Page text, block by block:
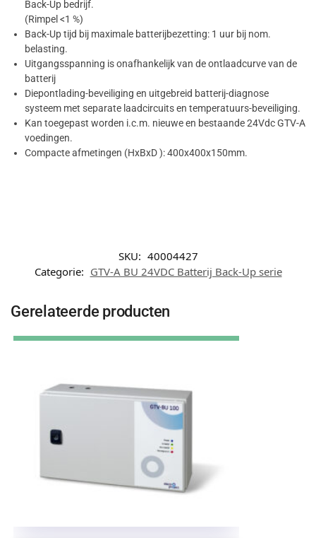
Back-Up bedrijf.
(Rimpel <1 %)
Back-Up tijd bij maximale batterijbezetting: 1 uur bij nom.
belasting.
Uitgangsspanning is onafhankelijk van de ontlaadcurve van de
batterij
Diepontlading-beveiliging en uitgebreid batterij-diagnose
systeem met separate laadcircuits en temperatuurs-beveiliging.
Kan toegepast worden i.c.m. nieuwe en bestaande 24Vdc GTV-A
voedingen.
Compacte afmetingen (HxBxD ): 400x400x150mm.
SKU: 40004427
Categorie: GTV-A BU 24VDC Batterij Back-Up serie
Gerelateerde producten